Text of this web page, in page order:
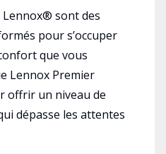
sont des
pour s’occuper
que vous
Lennox Premier
offrir un niveau de
dépasse les attentes